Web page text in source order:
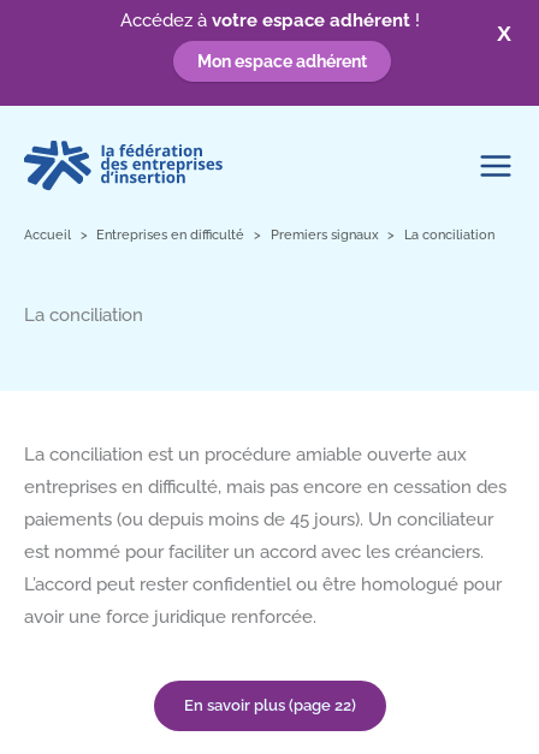
X
Accédez à votre espace adhérent!
Mon espace adhérent
contenu
Accueil Entreprises en difficulté Premiers signaux La conciliation
La conciliation
La conciliation est un procédure amiable ouverte aux
entreprises en difficulté, mais pas encore en cessation des
paiements (ou depuis moins de 45 jours). Un conciliateur
est nommé pour faciliter un accord avec les créanciers.
L’accord peut rester confidentiel ou être homologué pour
avoir une force juridique renforcée.
En savoir plus (page 22)